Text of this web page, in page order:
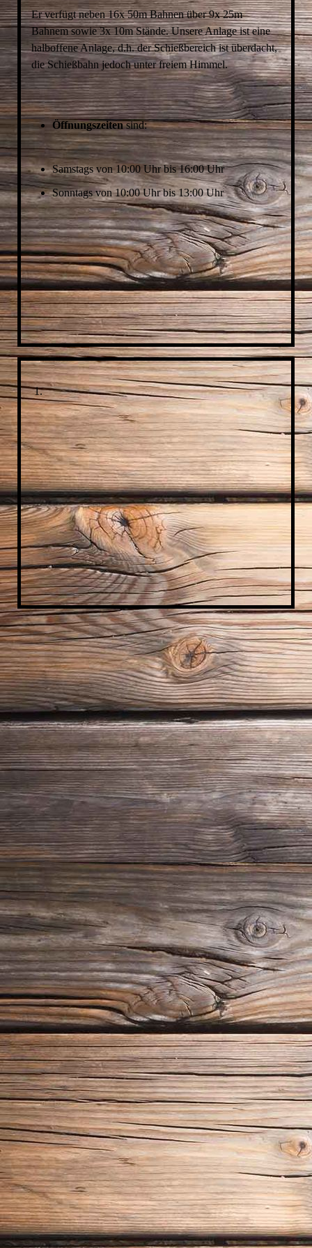
ARTIKEL UND BILDER AUS DEN 70ERN
Er verfügt neben 16x 50m Bahnen über 9x 25m
Bahnem sowie 3x 10m Stände. Unsere Anlage ist eine
halboffene Anlage, d.h. der Schießbereich ist überdacht,
die Schießbahn jedoch unter freiem Himmel.
Öffnungszeitensind:
Samstags von 10:00 Uhr bis 16:00 Uhr
Sonntags von 10:00 Uhr bis 13:00 Uhr